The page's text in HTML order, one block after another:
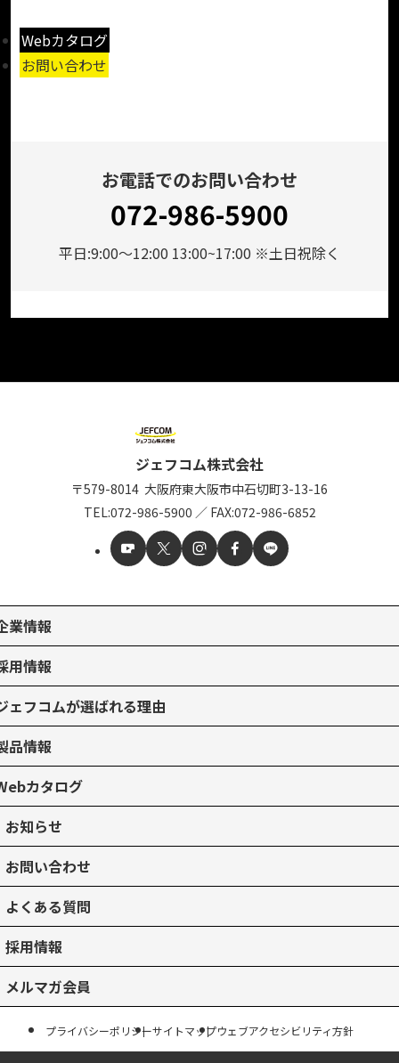
Webカタログ
お問い合わせ
お電話でのお問い合わせ
072-986-5900
平日:9:00～12:00 13:00~17:00 ※土日祝除く
ジェフコム株式会社
〒579-8014 大阪府東大阪市中石切町3-13-16
TEL:072-986-5900 ／ FAX:072-986-6852
業情報
用情報
ェフコムが選ばれる理由
品情報
カタログ
お知らせ
お問い合わせ
よくある質問
採用情報
メルマガ会員
プライバシーポリシーサイトマップウェブアクセシビリティ方針